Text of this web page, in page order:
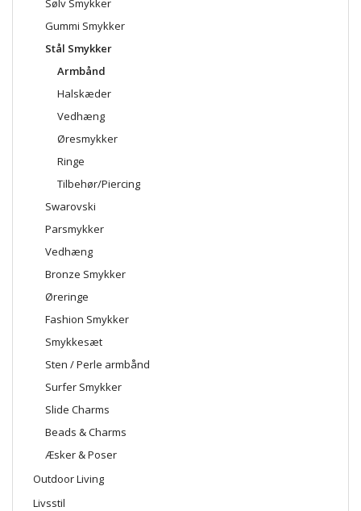
Sølv Smykker
Gummi Smykker
Stål Smykker
Armbånd
Halskæder
Vedhæng
Øresmykker
Ringe
Tilbehør/Piercing
Swarovski
Parsmykker
Vedhæng
Bronze Smykker
Øreringe
Fashion Smykker
Smykkesæt
Sten / Perle armbånd
Surfer Smykker
Slide Charms
Beads & Charms
Æsker & Poser
Outdoor Living
Livsstil